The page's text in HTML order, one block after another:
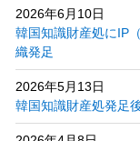
2026年6月10日
韓国知識財産処にIP
織発足
2026年5月13日
韓国知識財産処発足